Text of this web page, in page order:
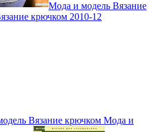
Мода и модель Вязание
крючком 2010-12
Вязание крючком Мода и